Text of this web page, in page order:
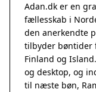
Adan.dk er en
fællesskab i
den anerkendte
tilbyder bøntider
Finland og
og desktop, og
til næste bøn,